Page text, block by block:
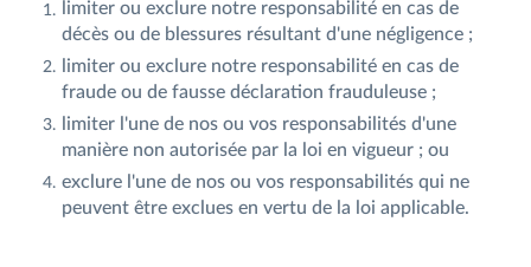
limiter ou exclure notre responsabilité en cas de
décès ou de blessures résultant d'une négligence ;
limiter ou exclure notre responsabilité en cas de
fraude ou de fausse déclaration frauduleuse ;
limiter l'une de nos ou vos responsabilités d'une
manière non autorisée par la loi en vigueur ; ou
exclure l'une de nos ou vos responsabilités qui ne
peuvent être exclues en vertu de la loi applicable.